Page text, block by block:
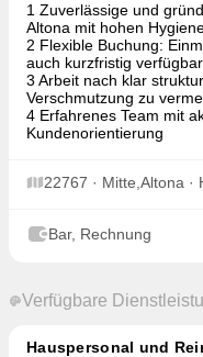
1 Zuverlässige und
Altona mit hohen
2 Flexible Buchung:
auch kurzfristig verfügbar
3 Arbeit nach klar
Verschmutzung zu
4 Erfahrenes Team mit
Kundenorientierung
22767 · Mitte,Altona ·
Bar, Rechnung
Verfügbare
Hauspersonal und